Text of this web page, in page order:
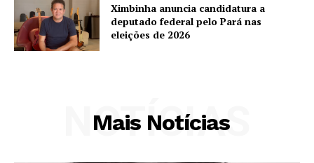
Ximbinha anuncia candidatura a
deputado federal pelo Pará nas
eleições de 2026
Mais Notícias
NOTÍCIAS